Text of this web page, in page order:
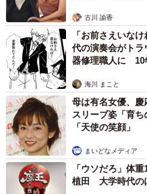
古川 諭香
「お前さえいな
代の演奏会がト
器修理職人に 10
海川 まこと
母は有名女優、
スリーブ姿「育ち
「天使の笑顔」
まいどなメディア
「ウソだろ」体
植田 大学時代の